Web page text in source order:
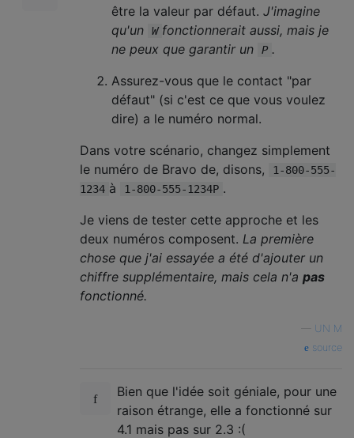
être la valeur par défaut. J'imagine
qu'un
W fonctionnerait aussi, mais je
ne peux que garantir un
P .
Assurez-vous que le contact "par
défaut" (si c'est ce que vous voulez
dire) a le numéro normal.
Dans votre scénario, changez simplement
le numéro de Bravo de, disons,
1-800-555-
1234 à 1-800-555-1234P .
Je viens de tester cette approche et les
deux numéros composent. La première
chose que j'ai essayée a été d'ajouter un
chiffre supplémentaire, mais cela n'a pas
fonctionné.
UN M
source
Bien que l'idée soit géniale, pour une
raison étrange, elle a fonctionné sur
4.1 mais pas sur 2.3 :(